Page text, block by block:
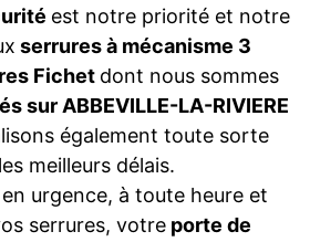
est notre priorité et notre
serrures à mécanisme 3
Fichet dont nous sommes
sur ABBEVILLE-LA-RIVIERE
également toute sorte
meilleurs délais.
urgence, à toute heure et
serrures, votre porte de